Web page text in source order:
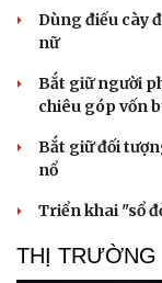
Dùng điếu cày
nữ
Bắt giữ người
chiêu góp vốn
Bắt giữ đối
nổ
Triển khai "sổ
THỊ TRƯỜNG